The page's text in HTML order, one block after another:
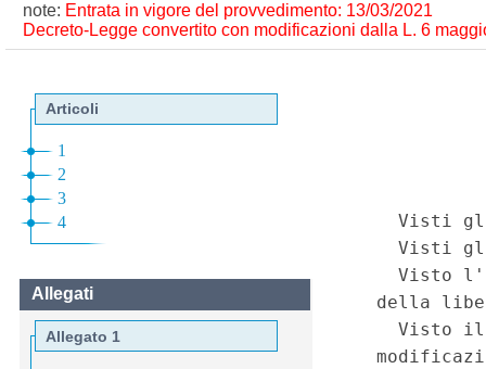
note: Entrata in vigore del provvedimento: 13/03/2021
Decreto-Legge convertito con modificazioni dalla L. 6